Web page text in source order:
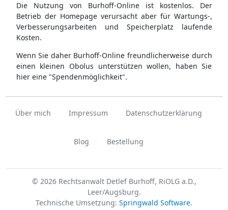
Die Nutzung von Burhoff-Online ist kostenlos. Der
Betrieb der Homepage verursacht aber für Wartungs-,
Verbesserungsarbeiten und Speicherplatz laufende
Kosten.
Wenn Sie daher Burhoff-Online freundlicherweise durch
einen kleinen Obolus unterstützen wollen, haben Sie
hier eine "Spendenmöglichkeit".
Über mich Impressum Datenschutzerklärung
Blog Bestellung
© 2026 Rechtsanwalt Detlef Burhoff, RiOLG a.D.,
Leer/Augsburg.
Technische Umsetzung: Springwald Software.